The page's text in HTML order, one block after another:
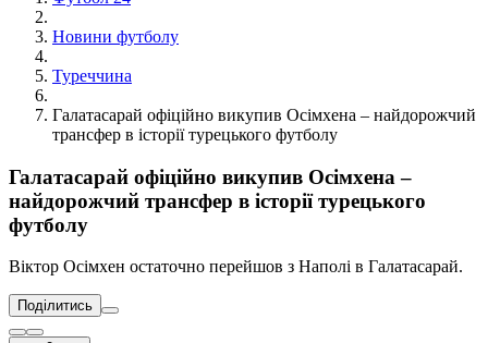
Новини футболу
Туреччина
Галатасарай офіційно викупив Осімхена – найдорожчий
трансфер в історії турецького футболу
Галатасарай офіційно викупив Осімхена –
найдорожчий трансфер в історії турецького
футболу
Віктор Осімхен остаточно перейшов з Наполі в Галатасарай.
Поділитись